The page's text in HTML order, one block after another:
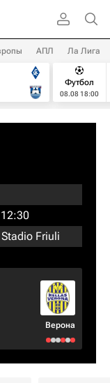
АПЛ Ла Лига
Футбол
08.08 18:00
Friuli
Верона